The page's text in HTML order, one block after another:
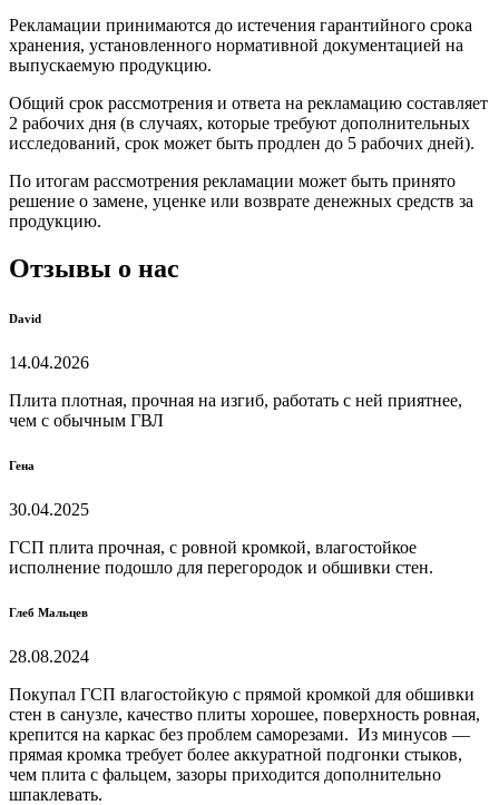
Рекламации принимаются до истечения гарантийного срока
хранения, установленного нормативной документацией на
выпускаемую продукцию.
Общий срок рассмотрения и ответа на рекламацию составляет
2 рабочих дня (в случаях, которые требуют дополнительных
исследований, срок может быть продлен до 5 рабочих дней).
По итогам рассмотрения рекламации может быть принято
решение о замене, уценке или возврате денежных средств за
продукцию.
Отзывы о нас
David
14.04.2026
Плита плотная, прочная на изгиб, работать с ней приятнее,
чем с обычным ГВЛ
Гена
30.04.2025
ГСП плита прочная, с ровной кромкой, влагостойкое
исполнение подошло для перегородок и обшивки стен.
Глеб Мальцев
28.08.2024
Покупал ГСП влагостойкую с прямой кромкой для обшивки
стен в санузле, качество плиты хорошее, поверхность ровная,
крепится на каркас без проблем саморезами. Из минусов —
прямая кромка требует более аккуратной подгонки стыков,
чем плита с фальцем, зазоры приходится дополнительно
шпаклевать.